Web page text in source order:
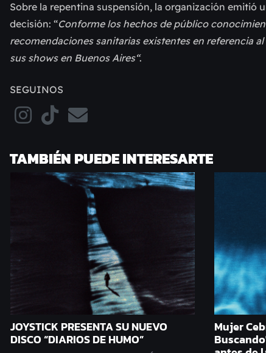
Sobre la repentina suspensión, la organización
decisión: “Conforme los hechos de público
recomendaciones sanitarias existentes en referencia
sus shows en Buenos Aires“.
SEGUINOS
TAMBIÉN PUEDE INTERESARTE
JOYSTICK PRESENTA SU NUEVO
DISCO “DIARIOS DE HUMO”
Mujer